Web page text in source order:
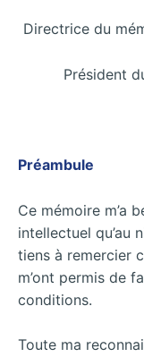
Directrice du
Président
Préambule
Ce mémoire m’a
intellectuel qu’au
tiens à remercier
m’ont permis de
conditions.
Toute ma